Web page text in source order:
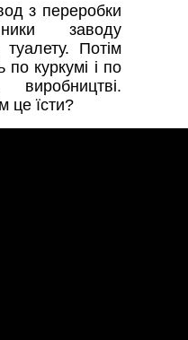
з переробки
заводу
Потім
куркумі і по
це їсти?